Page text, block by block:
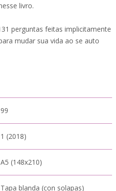
livro.
perguntas feitas implicitamente
mudar sua vida ao se auto
99
1 (2018)
A5 (148x210)
Tapa blanda (con solapas)